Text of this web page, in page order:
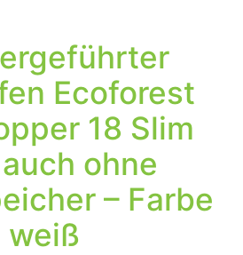
Ecoforest
18 Slim
ohne
– Farbe
weiß